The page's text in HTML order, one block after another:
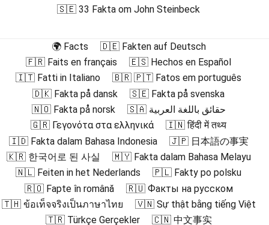
🇸🇪 33 Fakta om John Steinbeck
🌍 Facts
🇩🇪 Fakten auf Deutsch
🇫🇷 Faits en français
🇪🇸 Hechos en Español
🇮🇹 Fatti in Italiano
🇧🇷 🇵🇹 Fatos em português
🇩🇰 Fakta på dansk
🇸🇪 Fakta på svenska
🇳🇴 Fakta på norsk
🇸🇦 حقائق باللغة العربية
🇬🇷 Γεγονότα στα ελληνικά
🇮🇳 हिंदी में तथ्य
🇮🇩 Fakta dalam Bahasa Indonesia
🇯🇵 日本語の事実
🇰🇷 한국어로 된 사실
🇲🇾 Fakta dalam Bahasa Melayu
🇳🇱 Feiten in het Nederlands
🇵🇱 Fakty po polsku
🇷🇴 Fapte în română
🇷🇺 Факты на русском
🇹🇭 ข้อเท็จจริงเป็นภาษาไทย
🇻🇳 Sự thật bằng tiếng Việt
🇹🇷 Türkçe Gerçekler
🇨🇳 中文事实